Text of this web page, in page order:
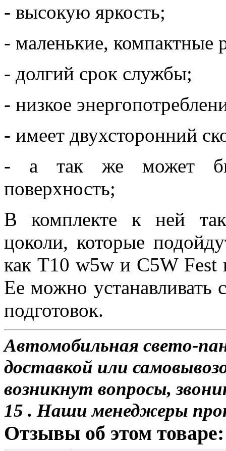
- высокую яркость;
- маленькие, компактные
- долгий срок службы;
- низкое
- имеет двухсторонний
- а так же может
поверхность;
В комплекте к ней
цоколи, которые
как Т10 w5w и С5W
Ее можно устанавливать
подготовок.
Автомобильная свето-
доставкой или
возникнут вопросы,
15 . Наши менеджеры
Отзывы об этом товаре: